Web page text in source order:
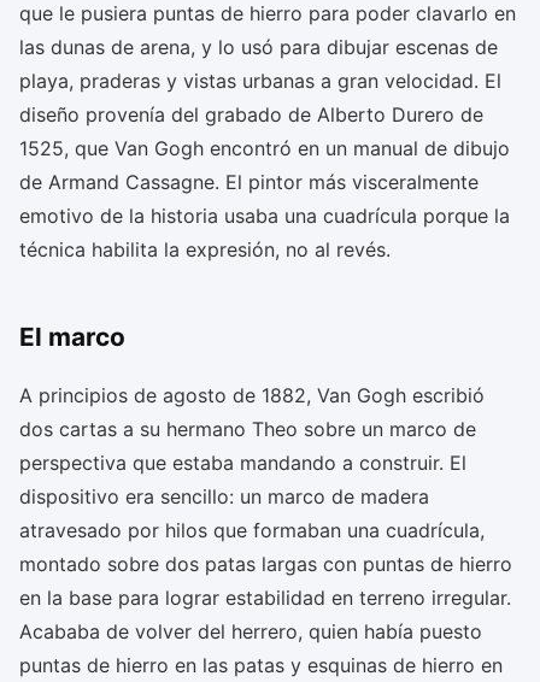
que le pusiera puntas de hierro para poder clavarlo en
las dunas de arena, y lo usó para dibujar escenas de
playa, praderas y vistas urbanas a gran velocidad. El
diseño provenía del grabado de Alberto Durero de
1525, que Van Gogh encontró en un manual de dibujo
de Armand Cassagne. El pintor más visceralmente
emotivo de la historia usaba una cuadrícula porque la
técnica habilita la expresión, no al revés.
El marco
A principios de agosto de 1882, Van Gogh escribió
dos cartas a su hermano Theo sobre un marco de
perspectiva que estaba mandando a construir. El
dispositivo era sencillo: un marco de madera
atravesado por hilos que formaban una cuadrícula,
montado sobre dos patas largas con puntas de hierro
en la base para lograr estabilidad en terreno irregular.
Acababa de volver del herrero, quien había puesto
puntas de hierro en las patas y esquinas de hierro en